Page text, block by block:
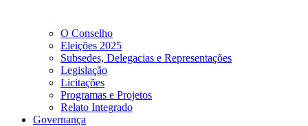
O Conselho
Eleições 2025
Subsedes, Delegacias e Representações
Legislação
Licitações
Programas e Projetos
Relato Integrado
Governança